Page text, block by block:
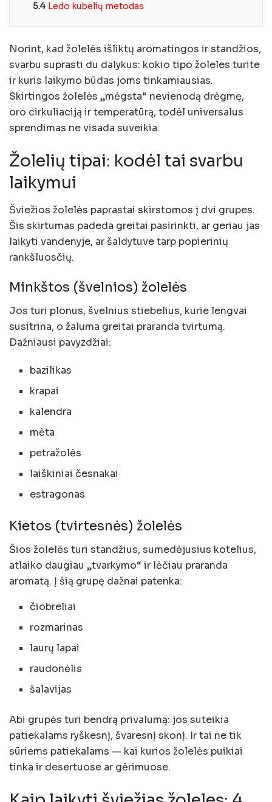
5.4 Ledo kubelių metodas
Norint, kad žolelės išliktų aromatingos ir standžios,
svarbu suprasti du dalykus: kokio tipo žoleles turite
ir kuris laikymo būdas joms tinkamiausias.
Skirtingos žolelės „mėgsta“ nevienodą drėgmę,
oro cirkuliaciją ir temperatūrą, todėl universalus
sprendimas ne visada suveikia.
Žolelių tipai: kodėl tai svarbu
laikymui
Šviežios žolelės paprastai skirstomos į dvi grupes.
Šis skirtumas padeda greitai pasirinkti, ar geriau jas
laikyti vandenyje, ar šaldytuve tarp popierinių
rankšluosčių.
Minkštos (švelnios) žolelės
Jos turi plonus, švelnius stiebelius, kurie lengvai
susitrina, o žaluma greitai praranda tvirtumą.
Dažniausi pavyzdžiai:
bazilikas
krapai
kalendra
mėta
petražolės
laiškiniai česnakai
estragonas
Kietos (tvirtesnės) žolelės
Šios žolelės turi standžius, sumedėjusius kotelius,
atlaiko daugiau „tvarkymo“ ir lėčiau praranda
aromatą. Į šią grupę dažnai patenka:
čiobreliai
rozmarinas
laurų lapai
raudonėlis
šalavijas
Abi grupės turi bendrą privalumą: jos suteikia
patiekalams ryškesnį, švaresnį skonį. Ir tai ne tik
sūriems patiekalams — kai kurios žolelės puikiai
tinka ir desertuose ar gėrimuose.